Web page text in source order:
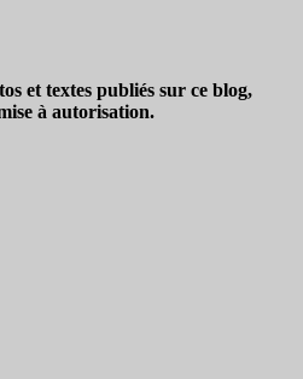
et textes publiés sur ce blog,
à autorisation.